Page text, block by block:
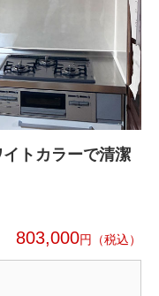
トカラーで清潔
803,000円